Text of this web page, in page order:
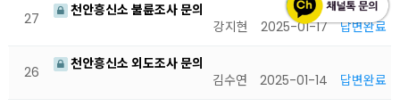
27
천안흥신소 불륜조사 문의
강지현
2025-01-17 답변완료
26
천안흥신소 외도조사 문의
김수연
2025-01-14 답변완료